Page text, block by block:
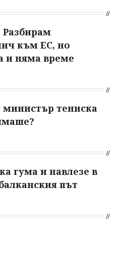
Разбирам
към ЕС, но
и няма време
тениска
гума и навлезе в
път